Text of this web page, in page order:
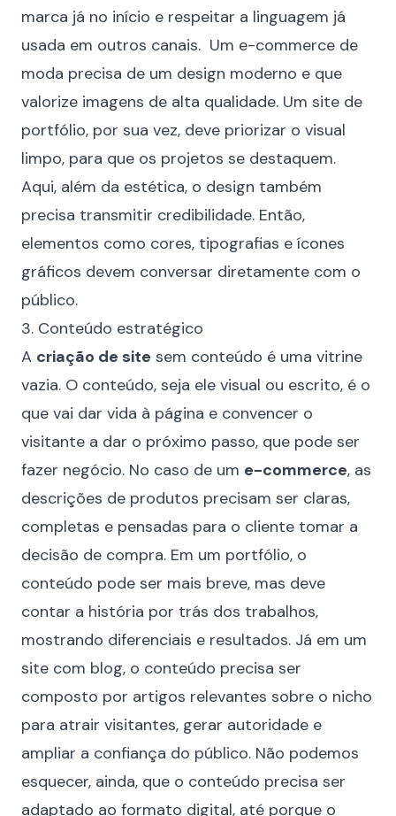
marca já no início e respeitar a linguagem já
usada em outros canais. Um e-commerce de
moda precisa de um design moderno e que
valorize imagens de alta qualidade. Um site de
portfólio, por sua vez, deve priorizar o visual
limpo, para que os projetos se destaquem.
Aqui, além da estética, o design também
precisa transmitir credibilidade. Então,
elementos como cores, tipografias e ícones
gráficos devem conversar diretamente com o
público.
3. Conteúdo estratégico
A criação de site sem conteúdo é uma vitrine
vazia. O conteúdo, seja ele visual ou escrito, é o
que vai dar vida à página e convencer o
visitante a dar o próximo passo, que pode ser
fazer negócio. No caso de um e-commerce, as
descrições de produtos precisam ser claras,
completas e pensadas para o cliente tomar a
decisão de compra. Em um portfólio, o
conteúdo pode ser mais breve, mas deve
contar a história por trás dos trabalhos,
mostrando diferenciais e resultados. Já em um
site com blog, o conteúdo precisa ser
composto por artigos relevantes sobre o nicho
para atrair visitantes, gerar autoridade e
ampliar a confiança do público. Não podemos
esquecer, ainda, que o conteúdo precisa ser
adaptado ao formato digital, até porque o